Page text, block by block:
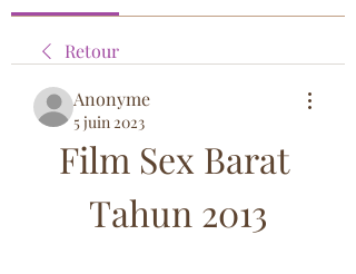
Retour
Anonyme
5 juin 2023
Film Sex Barat
Tahun 2013